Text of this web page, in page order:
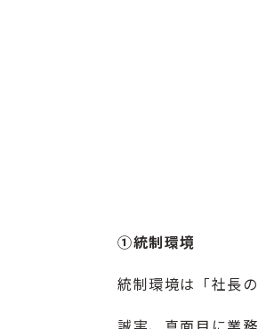
①統制環境
統制環境は「社長